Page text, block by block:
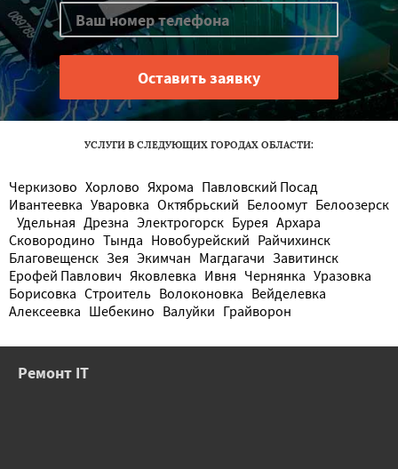
УСЛУГИ В СЛЕДУЮЩИХ ГОРОДАХ ОБЛАСТИ:
Черкизово Хорлово Яхрома Павловский Посад
Ивантеевка Уваровка Октябрьский Белоомут Белоозерск
Удельная Дрезна Электрогорск Бурея Архара
Сковородино Тында Новобурейский Райчихинск
Благовещенск Зея Экимчан Магдагачи Завитинск
Ерофей Павлович Яковлевка Ивня Чернянка Уразовка
Борисовка Строитель Волоконовка Вейделевка
Алексеевка Шебекино Валуйки Грайворон
Ремонт IT